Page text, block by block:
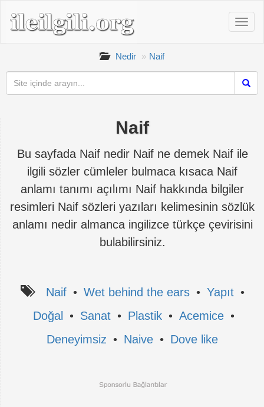
Nedir Naif
Naif
Bu sayfada Naif nedir Naif ne demek Naif ile
ilgili sözler cümleler bulmaca kısaca Naif
anlamı tanımı açılımı Naif hakkında bilgiler
resimleri Naif sözleri yazıları kelimesinin sözlük
anlamı nedir almanca ingilizce türkçe çevirisini
bulabilirsiniz.
Naif • Wet behind the ears • Yapıt •
Doğal
• Sanat • Plastik • Acemice •
Deneyimsiz • Naive • Dove like